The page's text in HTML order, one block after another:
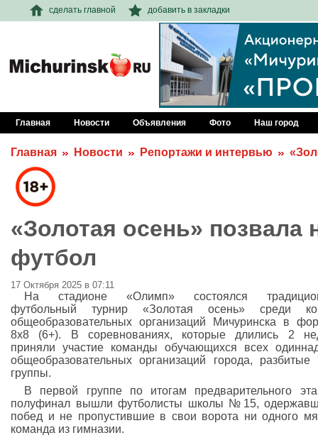
сделать главной добавить в закладки
Главная Новости Объявления Фото Наш город
Главная Новости Репортажи и интервью
«Золотая осень» позвала
футбол
17 Октября 2025 в 07:11
На стадионе «Олимп» состоялся
футбольный турнир «Золотая осень» среди
общеобразовательных организаций Мичуринска в
8x8 (6+). В соревнованиях, которые длились 2
приняли участие команды обучающихся всех
общеобразовательных организаций города,
группы.
В первой группе по итогам предварительного
полуфинал вышли футболисты школы №15,
побед и не пропустившие в свои ворота ни одного
команда из гимназии.